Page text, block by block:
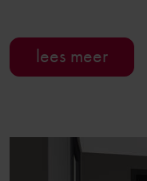
lees meer